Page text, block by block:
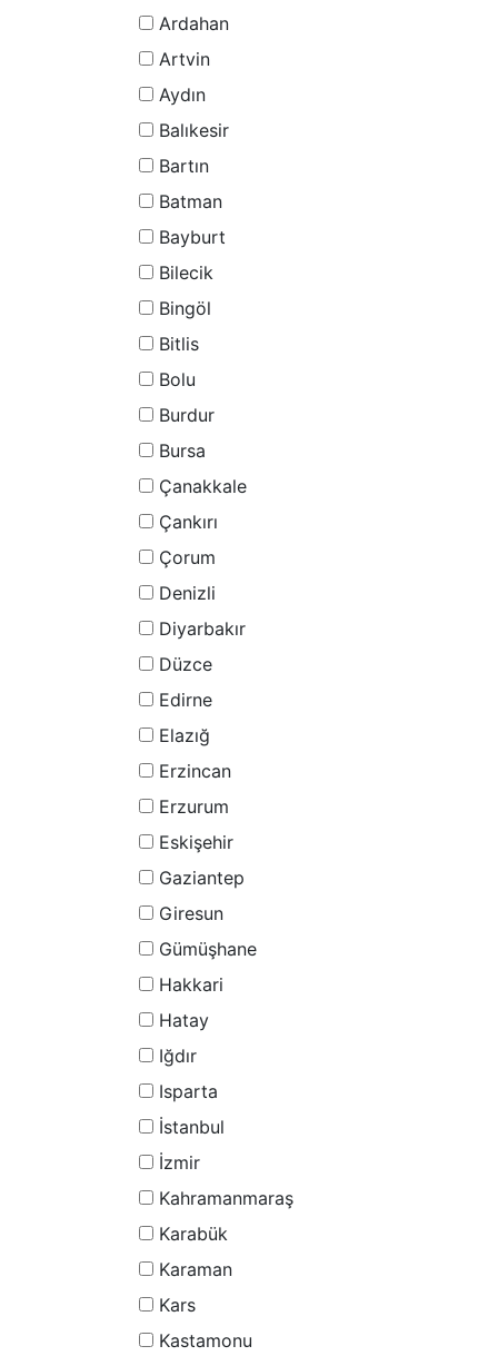
Ardahan
Artvin
Aydın
Balıkesir
Bartın
Batman
Bayburt
Bilecik
Bingöl
Bitlis
Bolu
Burdur
Bursa
Çanakkale
Çankırı
Çorum
Denizli
Diyarbakır
Düzce
Edirne
Elazığ
Erzincan
Erzurum
Eskişehir
Gaziantep
Giresun
Gümüşhane
Hakkari
Hatay
Iğdır
Isparta
İstanbul
İzmir
Kahramanmaraş
Karabük
Karaman
Kars
Kastamonu